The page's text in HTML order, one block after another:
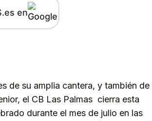
en
de su amplia cantera, y también de
el CB Las Palmas cierra esta
durante el mes de julio en las